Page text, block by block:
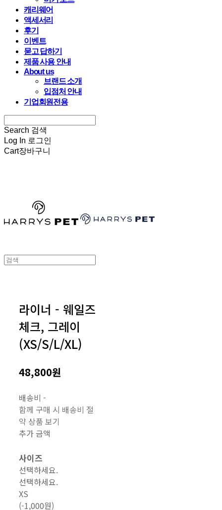
캐리웨어
액세서리
후기
이벤트
묻고 답하기
제품 사용 안내
About us
브랜드 소개
입점처 안내
기업회원전용
Search 검색
Log In 로그인
Cart장바구니
라이너 - 웨일즈
체크, 그레이
(XS/S/L/XL)
48,800원
배송비-
함께 구매 시 배송비 절
약 상품 보기
추가 금액
사이즈
선택하세요.
선택하세요.
XS
(-1,000원)